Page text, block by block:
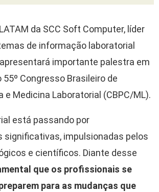
da SCC Soft Computer, líder
de informação laboratorial
importante palestra em
Congresso Brasileiro de
e Medicina Laboratorial (CBPC/ML).
está passando por
impulsionadas pelos
e científicos. Diante desse
que os profissionais se
para as mudanças que